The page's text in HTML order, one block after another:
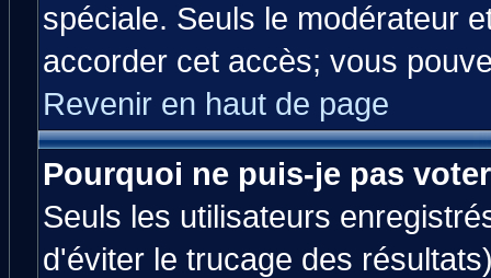
spéciale. Seuls le modérateur
accorder cet accès; vous
Revenir en haut de page
Pourquoi ne puis-je pas
Seuls les utilisateurs
d'éviter le trucage des